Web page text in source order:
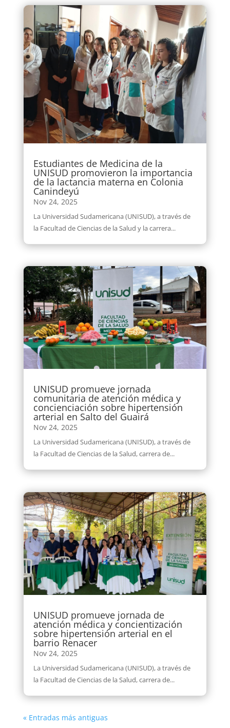
Estudiantes de Medicina de la
UNISUD promovieron la importancia
de la lactancia materna en Colonia
Canindeyú
Nov 24, 2025
La Universidad Sudamericana (UNISUD), a través de
la Facultad de Ciencias de la Salud y la carrera...
UNISUD promueve jornada
comunitaria de atención médica y
concienciación sobre hipertensión
arterial en Salto del Guairá
Nov 24, 2025
La Universidad Sudamericana (UNISUD), a través de
la Facultad de Ciencias de la Salud, carrera de...
UNISUD promueve jornada de
atención médica y concientización
sobre hipertensión arterial en el
barrio Renacer
Nov 24, 2025
La Universidad Sudamericana (UNISUD), a través de
la Facultad de Ciencias de la Salud, carrera de...
« Entradas más antiguas